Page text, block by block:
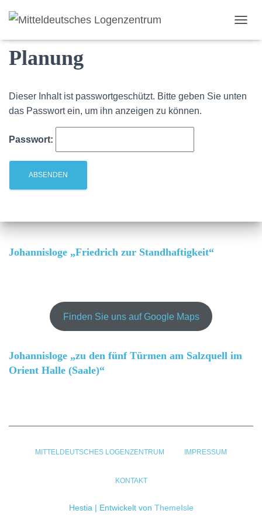
Geschützt: Interne
Planung
Dieser Inhalt ist passwortgeschützt. Bitte geben Sie unten
das Passwort ein, um ihn anzeigen zu können.
Passwort:
Johannisloge „Friedrich zur Standhaftigkeit“
Finden Sie uns auf Google Maps
Johannisloge „zu den fünf Türmen am Salzquell im
Orient Halle (Saale)“
MITTELDEUTSCHES LOGENZENTRUM IMPRESSUM
KONTAKT
Hestia | Entwickelt von ThemeIsle